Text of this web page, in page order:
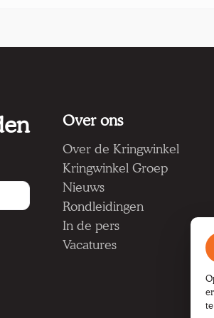
Over ons
Over de Kringwinkel
Kringwinkel Groep
Nieuws
Rondleidingen
In de pers
Vacatures